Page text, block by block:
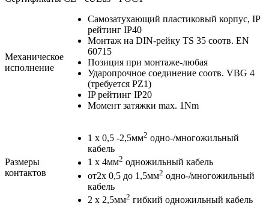
Механическое
исполнение
Самозатухающий пластиковый корпус, IP
рейтинг IP40
Монтаж на DIN-рейку TS 35 соотв. EN
60715
Позиция при монтаже-любая
Ударопрочное соединение соотв. VBG 4
(требуется PZ1)
IP рейтинг IP20
Момент затяжки max. 1Nm
Размеры
контактов
1 x 0,5 -2,5мм2 одно-/многожильный
кабель
1 x 4мм2 одножильный кабель
от2x 0,5 до 1,5мм2 одно-/многожильный
кабель
2 x 2,5мм2 гибкий одножильный кабель